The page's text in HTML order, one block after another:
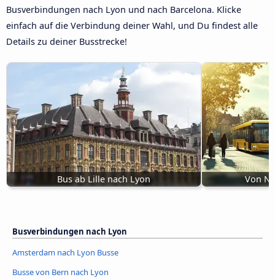
Busverbindungen nach Lyon und nach Barcelona. Klicke
einfach auf die Verbindung deiner Wahl, und Du findest alle
Details zu deiner Busstrecke!
Bus ab Lille nach Lyon Von
Busverbindungen nach Lyon
Amsterdam nach Lyon Busse
Busse von Bern nach Lyon